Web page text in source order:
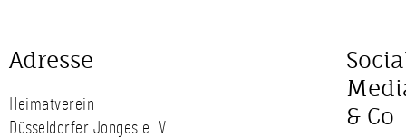
Adresse
Heimatverein
Düsseldorfer Jonges e. V.
& Co